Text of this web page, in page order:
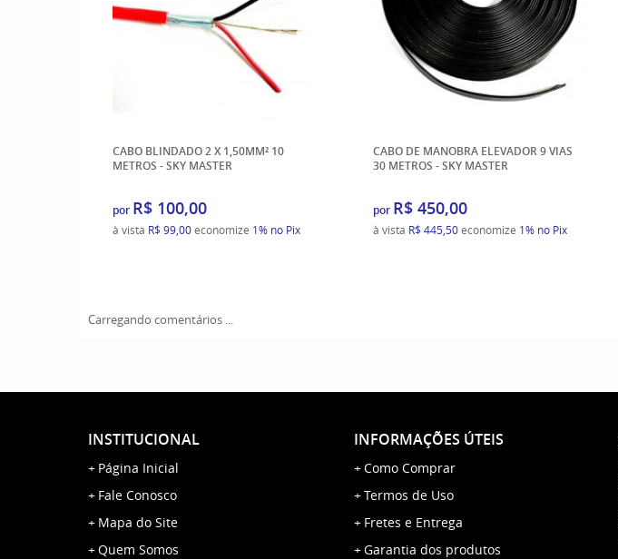
CABO BLINDADO 2 X 1,50MM² 10
METROS - SKY MASTER
por R$ 100,00
à vista R$ 99,00economize 1% no Pix
CABO DE MANOBRA ELEVADOR 9 VIAS
30 METROS - SKY MASTER
por R$ 450,00
à vista R$ 445,50economize 1% no Pix
Carregando comentários ...
INSTITUCIONAL
Página Inicial
Fale Conosco
Mapa do Site
Quem Somos
INFORMAÇÕES ÚTEIS
Como Comprar
Termos de Uso
Fretes e Entrega
Garantia dos produtos